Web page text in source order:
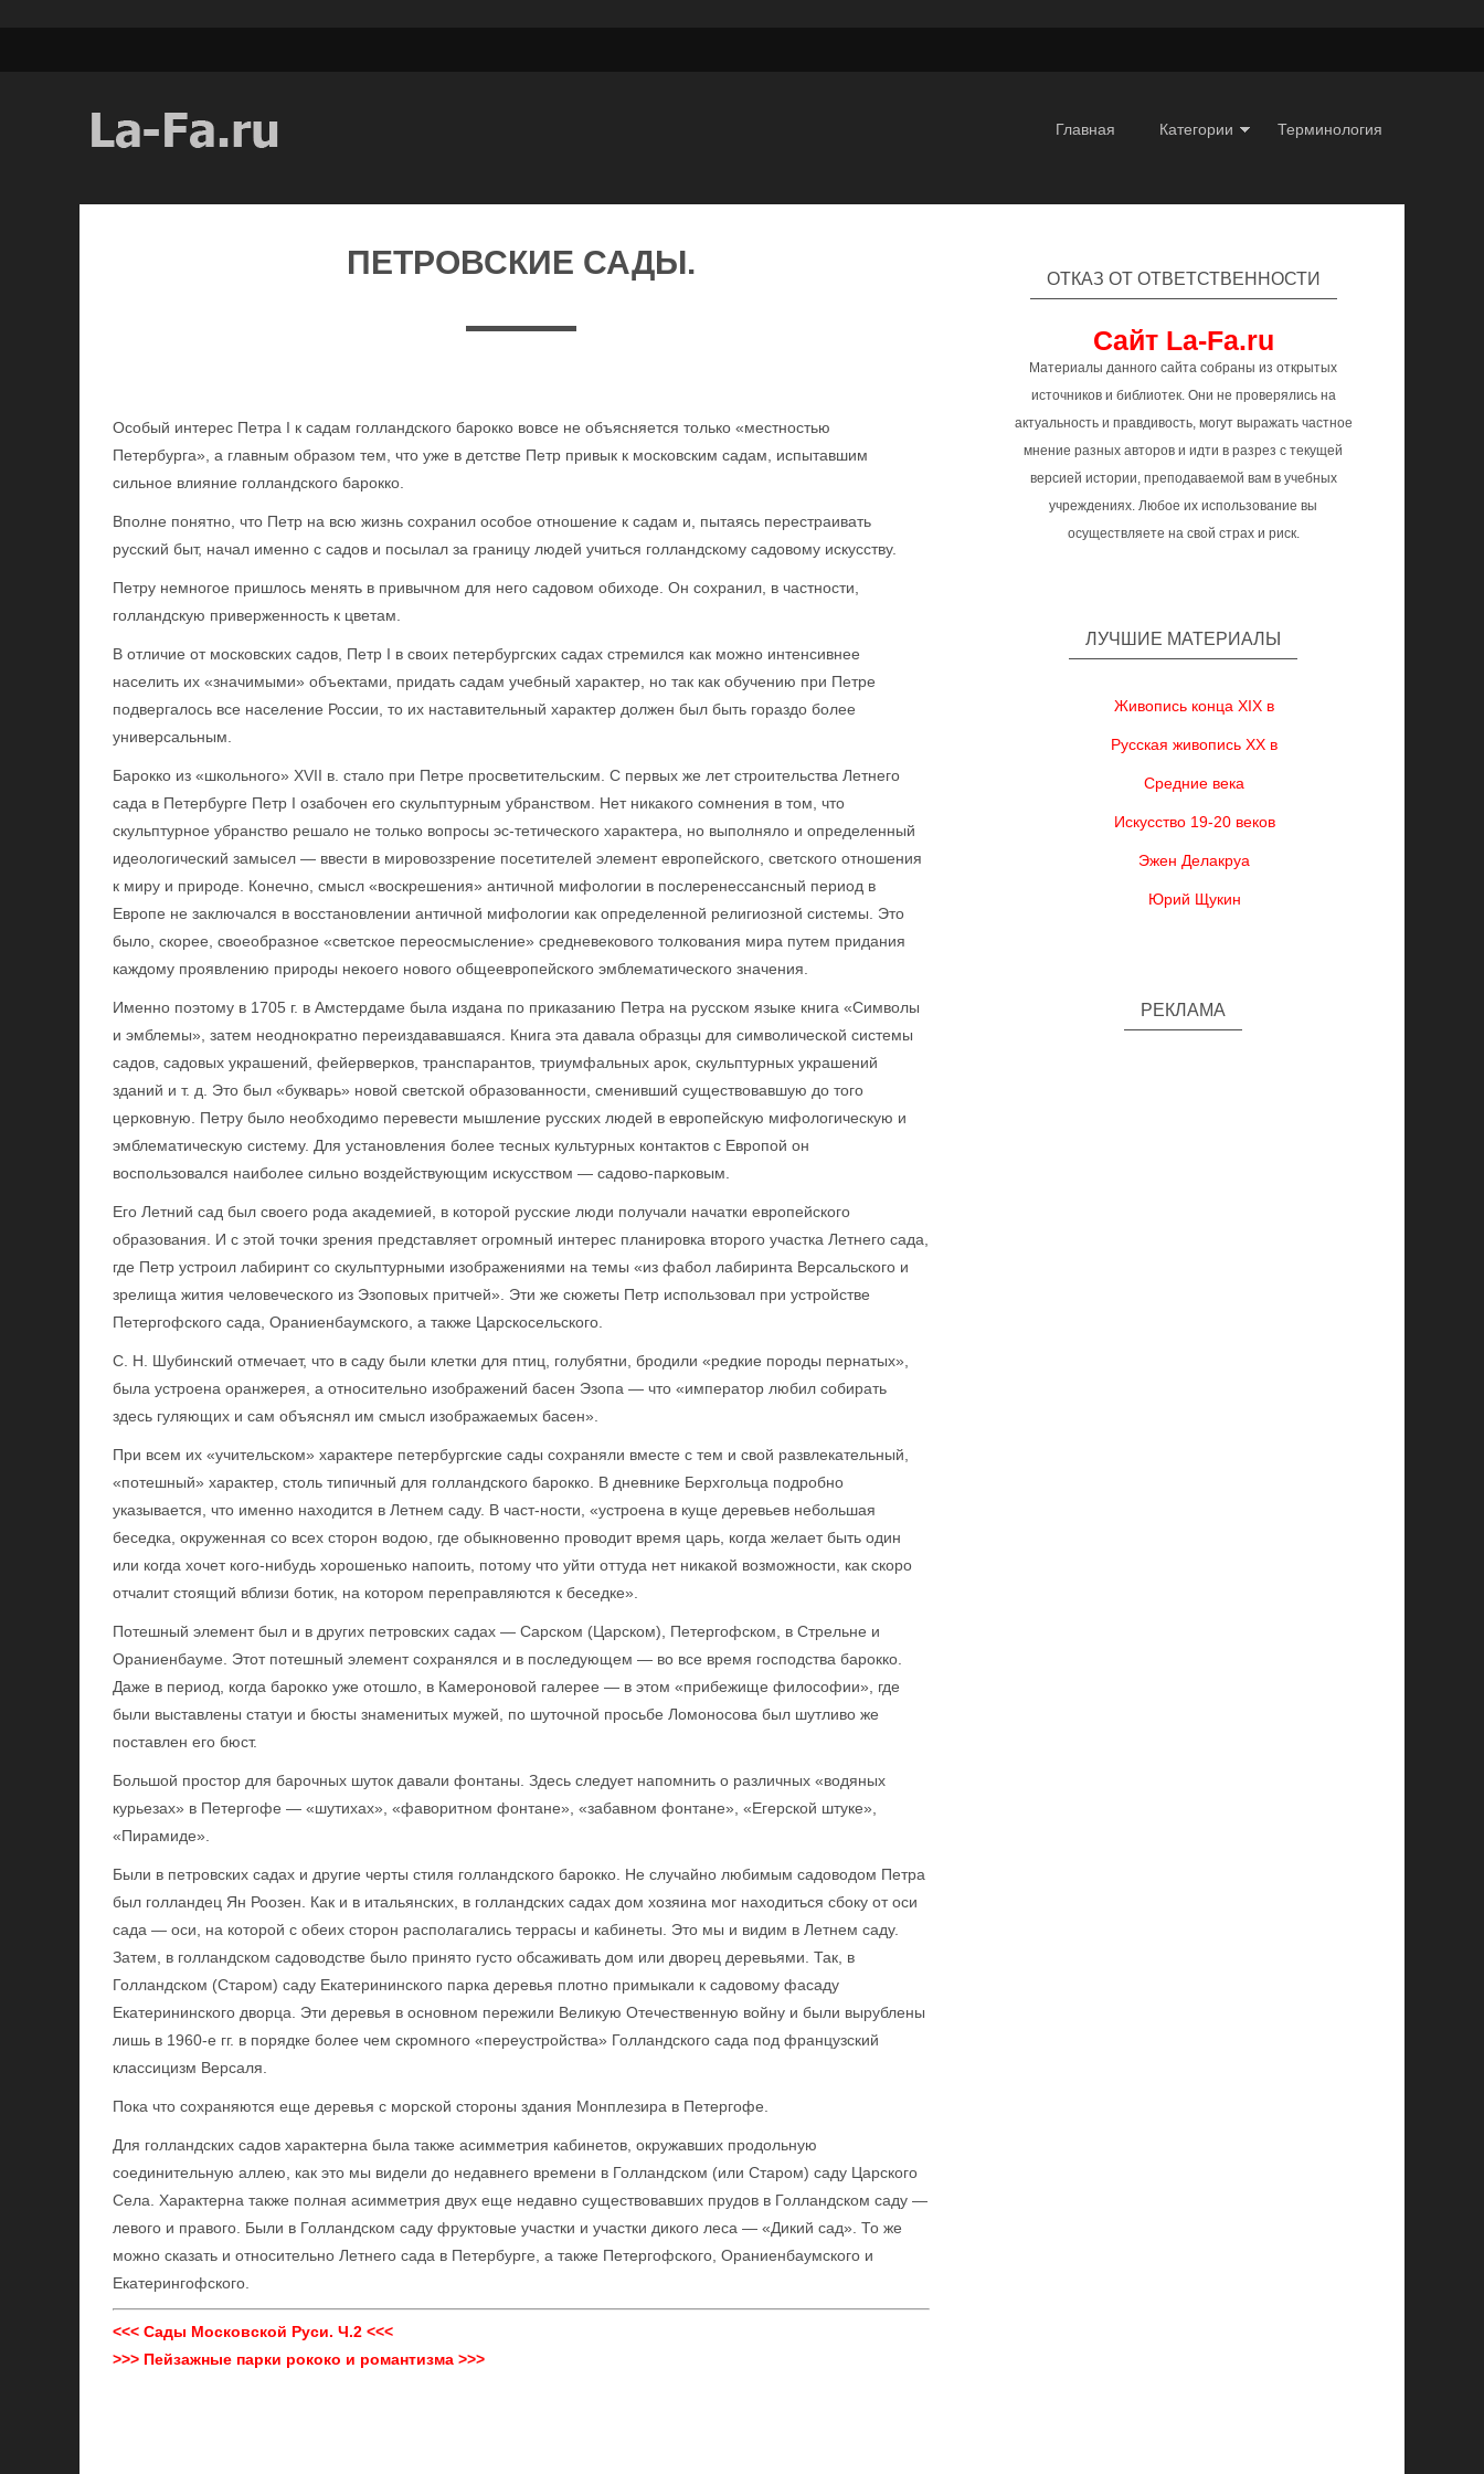
Главная Категории Терминология
ПЕТРОВСКИЕ САДЫ.
Особый интерес Петра I к садам голландского барокко вовсе не объясняется только «местностью
Петербурга», а главным образом тем, что уже в детстве Петр привык к московским садам, испытавшим
сильное влияние голландского барокко.
Вполне понятно, что Петр на всю жизнь сохранил особое отношение к садам и, пытаясь перестраивать
русский быт, начал именно с садов и посылал за границу людей учиться голландскому садовому искусству.
Петру немногое пришлось менять в привычном для него садовом обиходе. Он сохранил, в частности,
голландскую приверженность к цветам.
В отличие от московских садов, Петр I в своих петербургских садах стремился как можно интенсивнее
населить их «значимыми» объектами, придать садам учебный характер, но так как обучению при Петре
подвергалось все население России, то их наставительный характер должен был быть гораздо более
универсальным.
Барокко из «школьного» XVII в. стало при Петре просветительским. С первых же лет строительства Летнего
сада в Петербурге Петр I озабочен его скульптурным убранством. Нет никакого сомнения в том, что
скульптурное убранство решало не только вопросы эс-тетического характера, но выполняло и определенный
идеологический замысел — ввести в мировоззрение посетителей элемент европейского, светского отношения
к миру и природе. Конечно, смысл «воскрешения» античной мифологии в послеренессансный период в
Европе не заключался в восстановлении античной мифологии как определенной религиозной системы. Это
было, скорее, своеобразное «светское переосмысление» средневекового толкования мира путем придания
каждому проявлению природы некоего нового общеевропейского эмблематического значения.
Именно поэтому в 1705 г. в Амстердаме была издана по приказанию Петра на русском языке книга «Символы
и эмблемы», затем неоднократно переиздававшаяся. Книга эта давала образцы для символической системы
садов, садовых украшений, фейерверков, транспарантов, триумфальных арок, скульптурных украшений
зданий и т. д. Это был «букварь» новой светской образованности, сменивший существовавшую до того
церковную. Петру было необходимо перевести мышление русских людей в европейскую мифологическую и
эмблематическую систему. Для установления более тесных культурных контактов с Европой он
воспользовался наиболее сильно воздействующим искусством — садово-парковым.
Его Летний сад был своего рода академией, в которой русские люди получали начатки европейского
образования. И с этой точки зрения представляет огромный интерес планировка второго участка Летнего сада,
где Петр устроил лабиринт со скульптурными изображениями на темы «из фабол лабиринта Версальского и
зрелища жития человеческого из Эзоповых притчей». Эти же сюжеты Петр использовал при устройстве
Петергофского сада, Ораниенбаумского, а также Царскосельского.
С. Н. Шубинский отмечает, что в саду были клетки для птиц, голубятни, бродили «редкие породы пернатых»,
была устроена оранжерея, а относительно изображений басен Эзопа — что «император любил собирать
здесь гуляющих и сам объяснял им смысл изображаемых басен».
При всем их «учительском» характере петербургские сады сохраняли вместе с тем и свой развлекательный,
«потешный» характер, столь типичный для голландского барокко. В дневнике Берхгольца подробно
указывается, что именно находится в Летнем саду. В част-ности, «устроена в куще деревьев небольшая
беседка, окруженная со всех сторон водою, где обыкновенно проводит время царь, когда желает быть один
или когда хочет кого-нибудь хорошенько напоить, потому что уйти оттуда нет никакой возможности, как скоро
отчалит стоящий вблизи ботик, на котором переправляются к беседке».
Потешный элемент был и в других петровских садах — Сарском (Царском), Петергофском, в Стрельне и
Ораниенбауме. Этот потешный элемент сохранялся и в последующем — во все время господства барокко.
Даже в период, когда барокко уже отошло, в Камероновой галерее — в этом «прибежище философии», где
были выставлены статуи и бюсты знаменитых мужей, по шуточной просьбе Ломоносова был шутливо же
поставлен его бюст.
Большой простор для барочных шуток давали фонтаны. Здесь следует напомнить о различных «водяных
курьезах» в Петергофе — «шутихах», «фаворитном фонтане», «забавном фонтане», «Егерской штуке»,
«Пирамиде».
Были в петровских садах и другие черты стиля голландского барокко. Не случайно любимым садоводом Петра
был голландец Ян Роозен. Как и в итальянских, в голландских садах дом хозяина мог находиться сбоку от оси
сада — оси, на которой с обеих сторон располагались террасы и кабинеты. Это мы и видим в Летнем саду.
Затем, в голландском садоводстве было принято густо обсаживать дом или дворец деревьями. Так, в
Голландском (Старом) саду Екатерининского парка деревья плотно примыкали к садовому фасаду
Екатерининского дворца. Эти деревья в основном пережили Великую Отечественную войну и были вырублены
лишь в 1960-е гг. в порядке более чем скромного «переустройства» Голландского сада под французский
классицизм Версаля.
Пока что сохраняются еще деревья с морской стороны здания Монплезира в Петергофе.
Для голландских садов характерна была также асимметрия кабинетов, окружавших продольную
соединительную аллею, как это мы видели до недавнего времени в Голландском (или Старом) саду Царского
Села. Характерна также полная асимметрия двух еще недавно существовавших прудов в Голландском саду —
левого и правого. Были в Голландском саду фруктовые участки и участки дикого леса — «Дикий сад». То же
можно сказать и относительно Летнего сада в Петербурге, а также Петергофского, Ораниенбаумского и
Екатерингофского.
<<< Сады Московской Руси. Ч.2 <<<
>>> Пейзажные парки рококо и романтизма >>>
ОТКАЗ ОТ ОТВЕТСТВЕННОСТИ
Сайт La-Fa.ru
Материалы данного сайта собраны из открытых
источников и библиотек. Они не проверялись на
актуальность и правдивость, могут выражать частное
мнение разных авторов и идти в разрез с текущей
версией истории, преподаваемой вам в учебных
учреждениях. Любое их использование вы
осуществляете на свой страх и риск.
ЛУЧШИЕ МАТЕРИАЛЫ
Живопись конца XIX в
Русская живопись XX в
Средние века
Искусство 19-20 веков
Эжен Делакруа
Юрий Щукин
РЕКЛАМА